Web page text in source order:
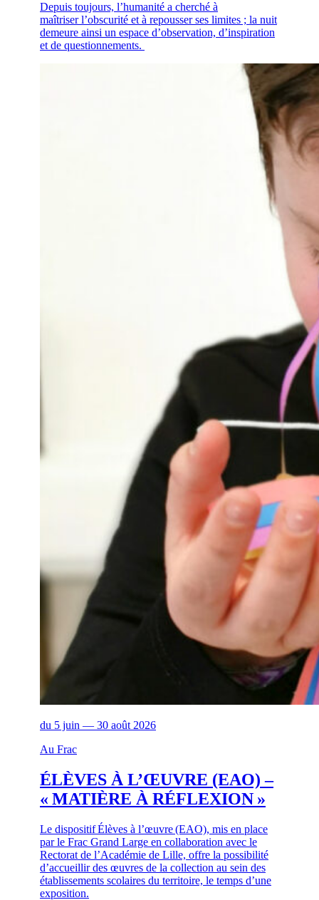
Depuis toujours, l’humanité a cherché à
maîtriser l’obscurité et à repousser ses limites ; la nuit
demeure ainsi un espace d’observation, d’inspiration
et de questionnements.
du 5 juin — 30 août 2026
Au Frac
ÉLÈVES À L’ŒUVRE (EAO) –
« MATIÈRE À RÉFLEXION »
Le dispositif Élèves à l’œuvre (EAO), mis en place
par le Frac Grand Large en collaboration avec le
Rectorat de l’Académie de Lille, offre la possibilité
d’accueillir des œuvres de la collection au sein des
établissements scolaires du territoire, le temps d’une
exposition.